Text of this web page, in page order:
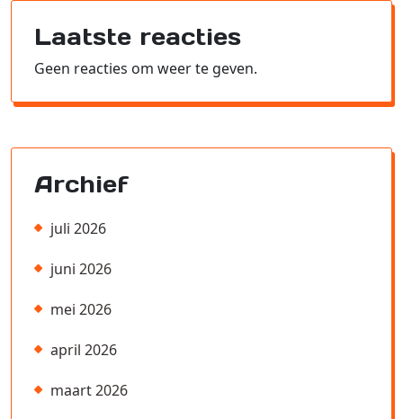
Laatste reacties
Geen reacties om weer te geven.
Archief
juli 2026
juni 2026
mei 2026
april 2026
maart 2026